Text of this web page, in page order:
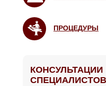
ПРОЦЕДУРЫ
КОНСУЛЬТАЦИИ